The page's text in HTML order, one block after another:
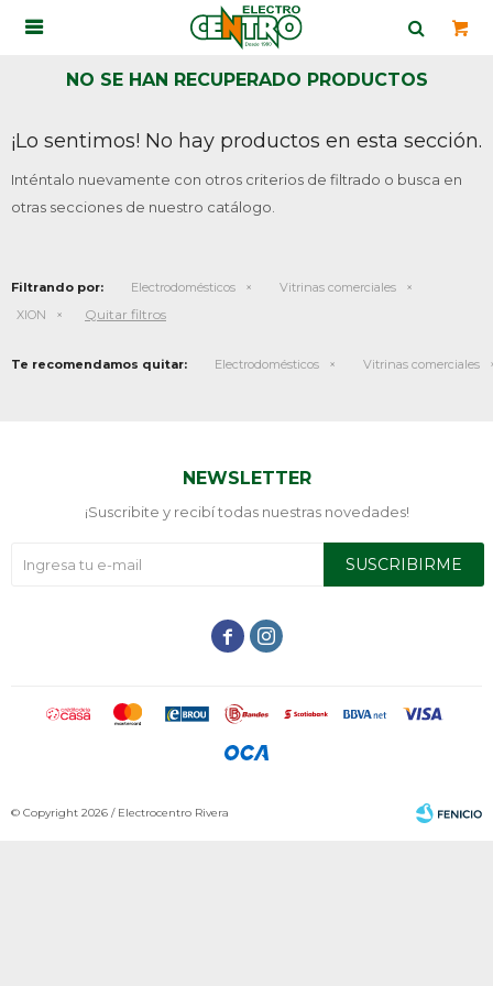

NO SE HAN RECUPERADO PRODUCTOS
¡Lo sentimos! No hay productos en esta sección.
Inténtalo nuevamente con otros criterios de filtrado o busca en
otras secciones de nuestro catálogo.
Filtrando por: Electrodomésticos
Vitrinas comerciales
XION
Quitar filtros
Te recomendamos quitar: Electrodomésticos Vitrinas comerciales
NEWSLETTER
¡Suscribite y recibí todas nuestras novedades!
SUSCRIBIRME
 
© Copyright 2026 / Electrocentro Rivera